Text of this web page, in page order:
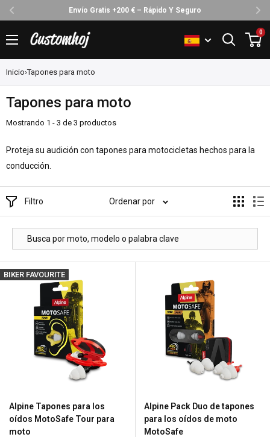
Envío Gratis +200 € – Rápido Y Seguro
directamente
al
contenido
Customhoj
0
Inicio›Tapones para moto
Tapones para moto
Mostrando 1 - 3 de 3 productos
Proteja su audición con tapones para motocicletas hechos para la
conducción.
Filtro Ordenar por
BIKER FAVOURITE
Alpine Tapones para los
oídos MotoSafe Tour para
moto
Alpine Pack Duo de tapones
para los oídos de moto
MotoSafe